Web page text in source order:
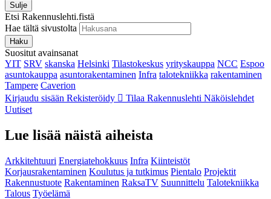
Sulje
Etsi Rakennuslehti.fistä
Hae tältä sivustolta
Haku
Suositut avainsanat
YIT SRV skanska Helsinki Tilastokeskus yrityskauppa NCC Espoo
asuntokauppa asuntorakentaminen Infra talotekniikka rakentaminen
Tampere Caverion
Kirjaudu sisään Rekisteröidy Tilaa Rakennuslehti Näköislehdet
Uutiset
Lue lisää näistä aiheista
Arkkitehtuuri Energiatehokkuus Infra Kiinteistöt
Korjausrakentaminen Koulutus ja tutkimus Pientalo Projektit
Rakennustuote Rakentaminen RaksaTV Suunnittelu Talotekniikka
Talous Työelämä